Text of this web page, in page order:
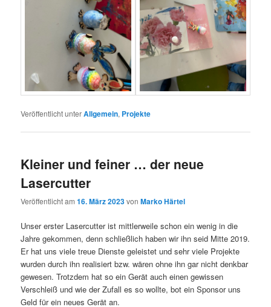
Veröffentlicht unterAllgemein, Projekte
Kleiner und feiner … der neue
Lasercutter
Veröffentlicht am16. März 2023vonMarko Härtel
Unser erster Lasercutter ist mittlerweile schon ein wenig in die
Jahre gekommen, denn schließlich haben wir ihn seid Mitte 2019.
Er hat uns viele treue Dienste geleistet und sehr viele Projekte
wurden durch ihn realisiert bzw. wären ohne ihn gar nicht denkbar
gewesen. Trotzdem hat so ein Gerät auch einen gewissen
Verschleiß und wie der Zufall es so wollte, bot ein Sponsor uns
Geld für ein neues Gerät an.